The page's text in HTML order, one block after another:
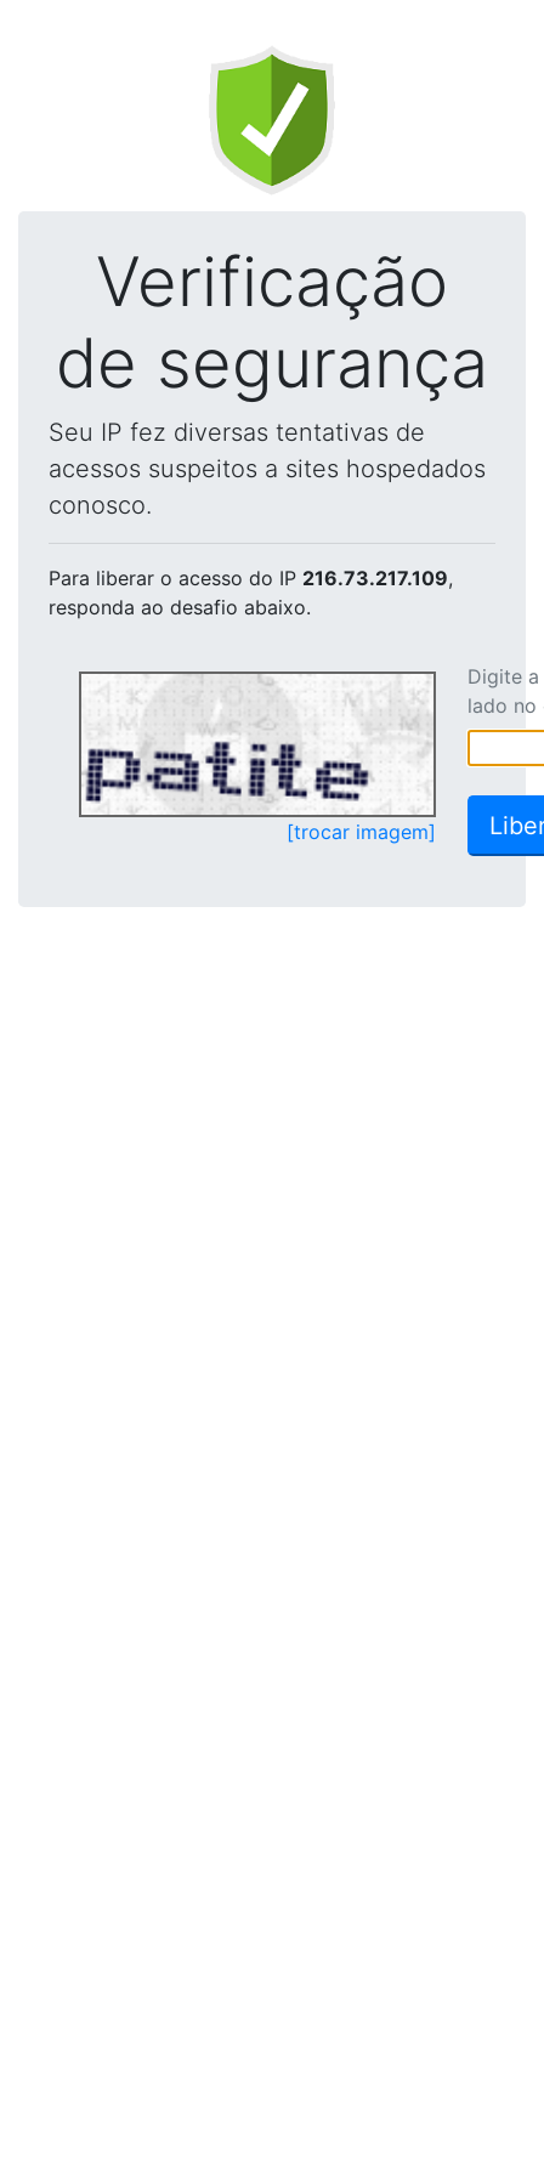
Verificação
de segurança
Seu IP fez diversas tentativas de
acessos suspeitos a sites hospedados
conosco.
Para liberar o acesso do IP 216.73.217.109,
responda ao desafio abaixo.
[trocar imagem]
Digite
lado no